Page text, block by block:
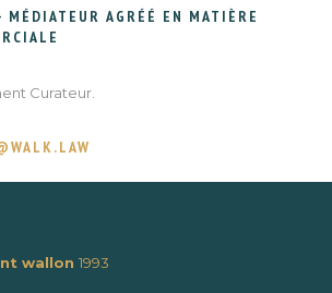
MÉDIATEUR AGRÉÉ EN MATIÈRE
Curateur.
wallon 1993